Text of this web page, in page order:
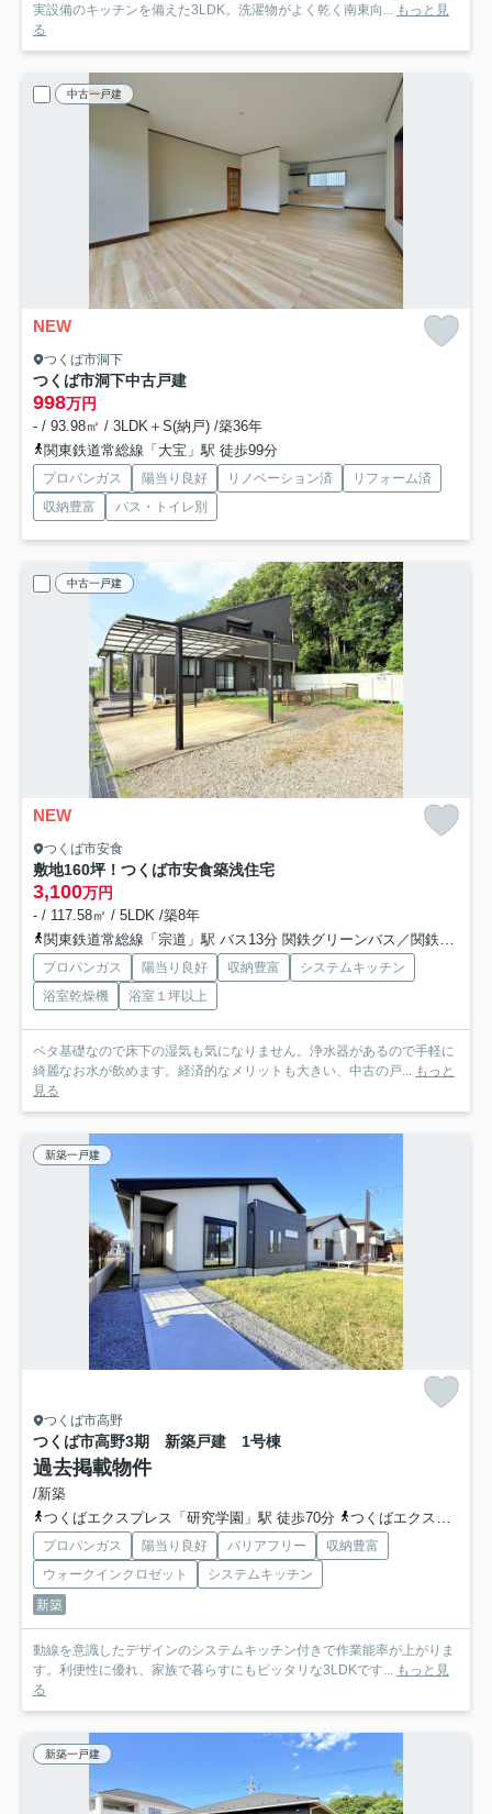
実設備のキッチンを備えた3LDK。洗濯物がよく乾く南東向... もっと見
る
中古一戸建
NEW
つくば市洞下
つくば市洞下中古戸建
998万円
- / 93.98㎡ / 3LDK＋S(納戸) /築36年
関東鉄道常総線「大宝」駅 徒歩99分
プロパンガス 陽当り良好 リノベーション済
リフォーム済
収納豊富
バス・トイレ別
中古一戸建
NEW
つくば市安食
敷地160坪！つくば市安食築浅住宅
3,100万円
- / 117.58㎡ / 5LDK /築8年
関東鉄道常総線「宗道」駅 バス13分 関鉄グリーンバス／関鉄パープルバス「寺具」 停歩28分
プロパンガス 陽当り良好 収納豊富
システムキッチン
浴室乾燥機
浴室１坪以上
ベタ基礎なので床下の湿気も気になりません。浄水器があるので手軽に
綺麗なお水が飲めます。経済的なメリットも大きい、中古の戸... もっと
見る
新築一戸建
つくば市高野
つくば市高野3期 新築戸建 1号棟
過去掲載物件
/新築
つくばエクスプレス「研究学園」駅 徒歩70分
つくばエクスプレス「万博記念公園」駅 徒歩80分
プロパンガス 陽当り良好 バリアフリー
収納豊富
ウォークインクロゼット
システムキッチン
新築
動線を意識したデザインのシステムキッチン付きで作業能率が上がりま
す。利便性に優れ、家族で暮らすにもピッタリな3LDKです... もっと見
る
新築一戸建